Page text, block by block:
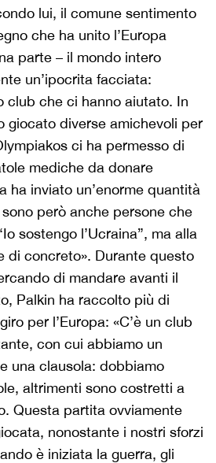
lui, il comune sentimento
che ha unito l’Europa
parte – il mondo intero
un’ipocrita facciata:
club che ci hanno aiutato. In
giocato diverse amichevoli per
ci ha permesso di
mediche da donare
ha inviato un’enorme quantità
però anche persone che
sostengo l’Ucraina”, ma alla
di concreto». Durante questo
di mandare avanti il
Palkin ha raccolto più di
per l’Europa: «C’è un club
con cui abbiamo un
una clausola: dobbiamo
altrimenti sono costretti a
Questa partita ovviamente
nonostante i nostri sforzi
è iniziata la guerra, gli